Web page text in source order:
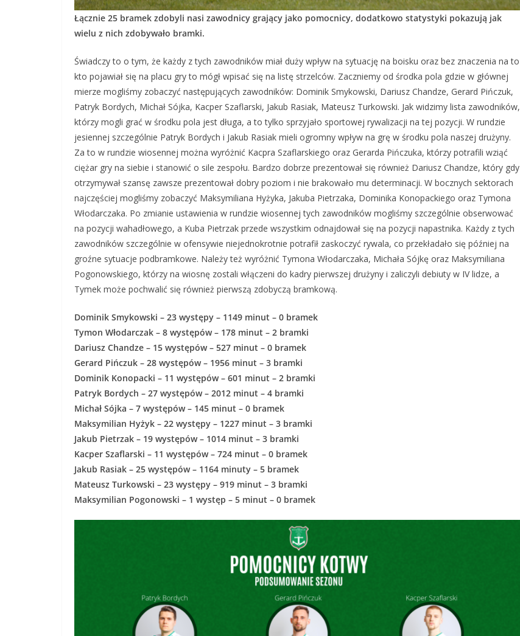
Łącznie 25 bramek zdobyli nasi zawodnicy grający jako pomocnicy, dodatkowo statystyki pokazują jak
wielu z nich zdobywało bramki.
Świadczy to o tym, że każdy z tych zawodników miał duży wpływ na sytuację na boisku oraz bez znaczenia na to
kto pojawiał się na placu gry to mógł wpisać się na listę strzelców. Zaczniemy od środka pola gdzie w głównej
mierze mogliśmy zobaczyć następujących zawodników: Dominik Smykowski, Dariusz Chandze, Gerard Pińczuk,
Patryk Bordych, Michał Sójka, Kacper Szaflarski, Jakub Rasiak, Mateusz Turkowski. Jak widzimy lista zawodników,
którzy mogli grać w środku pola jest długa, a to tylko sprzyjało sportowej rywalizacji na tej pozycji. W rundzie
jesiennej szczególnie Patryk Bordych i Jakub Rasiak mieli ogromny wpływ na grę w środku pola naszej drużyny.
Za to w rundzie wiosennej można wyróżnić Kacpra Szaflarskiego oraz Gerarda Pińczuka, którzy potrafili wziąć
ciężar gry na siebie i stanowić o sile zespołu. Bardzo dobrze prezentował się również Dariusz Chandze, który gdy
otrzymywał szansę zawsze prezentował dobry poziom i nie brakowało mu determinacji. W bocznych sektorach
najczęściej mogliśmy zobaczyć Maksymiliana Hyżyka, Jakuba Pietrzaka, Dominika Konopackiego oraz Tymona
Włodarczaka. Po zmianie ustawienia w rundzie wiosennej tych zawodników mogliśmy szczególnie obserwować
na pozycji wahadłowego, a Kuba Pietrzak przede wszystkim odnajdował się na pozycji napastnika. Każdy z tych
zawodników szczególnie w ofensywie niejednokrotnie potrafił zaskoczyć rywala, co przekładało się później na
groźne sytuacje podbramkowe. Należy też wyróżnić Tymona Włodarczaka, Michała Sójkę oraz Maksymiliana
Pogonowskiego, którzy na wiosnę zostali włączeni do kadry pierwszej drużyny i zaliczyli debiuty w IV lidze, a
Tymek może pochwalić się również pierwszą zdobyczą bramkową.
Dominik Smykowski – 23 występy – 1149 minut – 0 bramek
Tymon Włodarczak – 8 występów – 178 minut – 2 bramki
Dariusz Chandze – 15 występów – 527 minut – 0 bramek
Gerard Pińczuk – 28 występów – 1956 minut – 3 bramki
Dominik Konopacki – 11 występów – 601 minut – 2 bramki
Patryk Bordych – 27 występów – 2012 minut – 4 bramki
Michał Sójka – 7 występów – 145 minut – 0 bramek
Maksymilian Hyżyk – 22 występy – 1227 minut – 3 bramki
Jakub Pietrzak – 19 występów – 1014 minut – 3 bramki
Kacper Szaflarski – 11 występów – 724 minut – 0 bramek
Jakub Rasiak – 25 występów – 1164 minuty – 5 bramek
Mateusz Turkowski – 23 występy – 919 minut – 3 bramki
Maksymilian Pogonowski – 1 występ – 5 minut – 0 bramek